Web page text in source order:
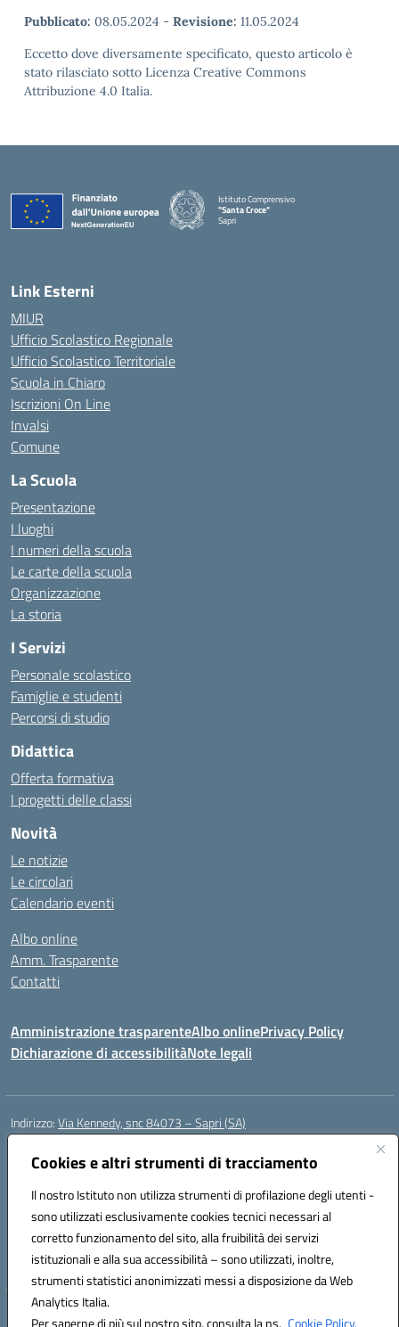
Cookies e altri strumenti di tracciamento
Il nostro Istituto non utilizza strumenti di profilazione degli utenti -
sono utilizzati esclusivamente cookies tecnici necessari al
corretto funzionamento del sito, alla fruibilità dei servizi
istituzionali e alla sua accessibilità – sono utilizzati, inoltre,
strumenti statistici anonimizzati messi a disposizione da Web
Analytics Italia.
Per saperne di più sul nostro sito, consulta la ns. Cookie Policy.
Pubblicato: 08.05.2024 - Revisione: 11.05.2024
Eccetto dove diversamente specificato, questo articolo è
stato rilasciato sotto Licenza Creative Commons
Attribuzione 4.0 Italia.
Istituto Comprensivo
"Santa Croce"
Sapri
— Visita la pagina iniziale della scuola
Link Esterni
MIUR
Ufficio Scolastico Regionale
Ufficio Scolastico Territoriale
Scuola in Chiaro
Iscrizioni On Line
Invalsi
Comune
La Scuola
Presentazione
I luoghi
I numeri della scuola
Le carte della scuola
Organizzazione
La storia
I Servizi
Personale scolastico
Famiglie e studenti
Percorsi di studio
Didattica
Offerta formativa
I progetti delle classi
Novità
Le notizie
Le circolari
Calendario eventi
Albo online
Amm. Trasparente
Contatti
Amministrazione trasparenteAlbo onlinePrivacy Policy
Dichiarazione di accessibilitàNote legali
Indirizzo:Via Kennedy, snc 84073 – Sapri (SA)
Centralino:
Posta elettronica certificata (PEC):saic878008@pec.istruzione.it
Codice fiscale: 84002700650
Codice meccanografico:SAIC878008
Codice Indice delle Pubbliche Amministrazioni (IPA): istsc_saic878008
Codice unico di fatturazione (CUF): UFYPHY
Hosting & Powered by 3D Solution S.r.l.